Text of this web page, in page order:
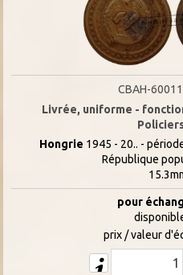
CBAH-
Livrée, uniforme -
Hongrie 1945 - 20.. -
République
pour
prix / valeur